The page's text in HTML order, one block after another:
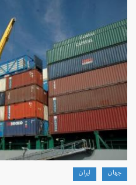
جهان ايران